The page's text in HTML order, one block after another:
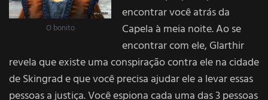
O bonito
encontrar você atrás da
Capela à meia noite. Ao se
encontrar com ele, Glarthir
revela que existe uma conspiração contra ele na cidade
de Skingrad e que você precisa ajudar ele a levar essas
pessoas a justiça. Você espiona cada uma das 3 pessoas